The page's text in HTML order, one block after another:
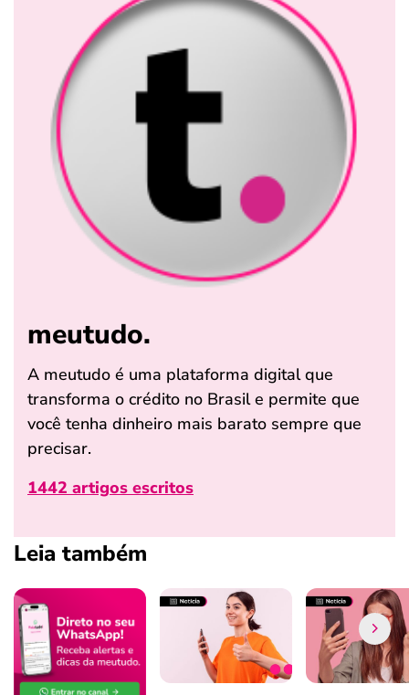
meutudo.
A meutudo é uma plataforma digital que
transforma o crédito no Brasil e permite que
você tenha dinheiro mais barato sempre que
precisar.
1442 artigos escritos
Leia também